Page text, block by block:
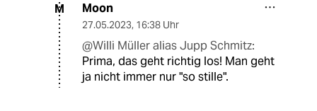
M Moon
27.05.2023, 16:38 Uhr
@Willi Müller alias Jupp Schmitz:
Prima, das geht richtig los! Man geht
ja nicht immer nur "so stille".